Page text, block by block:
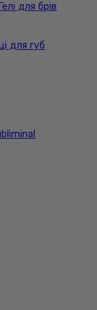
Гелі для брів
для губ